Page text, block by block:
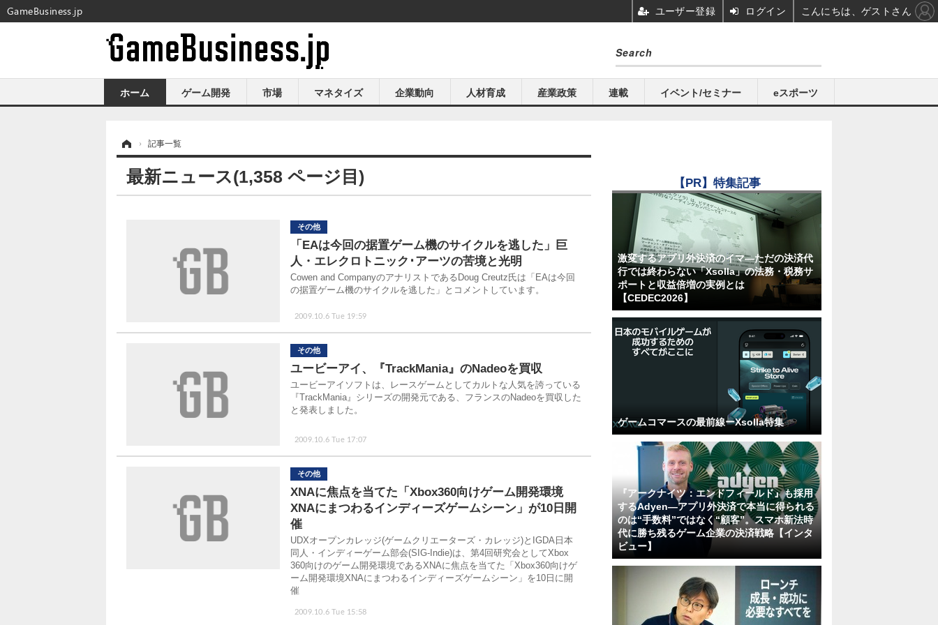
ホーム ゲーム開発 市場 マネタイズ 企業動向 人材育成 産業政策 連載 イベント/セミナー eスポーツ
› 記事一覧
最新ニュース(1,358 ページ目)
その他
2009.10.6 Tue 19:59
「EAは今回の据置ゲーム機のサイクルを逃した」巨
人・エレクロトニック･アーツの苦境と光明
Cowen and CompanyのアナリストであるDoug Creutz氏は「EAは今回
の据置ゲーム機のサイクルを逃した」とコメントしています。
その他
2009.10.6 Tue 17:07
ユービーアイ、『TrackMania』のNadeoを買収
ユービーアイソフトは、レースゲームとしてカルトな人気を誇っている
『TrackMania』シリーズの開発元である、フランスのNadeoを買収した
と発表しました。
その他
2009.10.6 Tue 15:58
XNAに焦点を当てた「Xbox360向けゲーム開発環境
XNAにまつわるインディーズゲームシーン」が10日開
催
UDXオープンカレッジ(ゲームクリエーターズ・カレッジ)とIGDA日本
同人・インディーゲーム部会(SIG-Indie)は、第4回研究会としてXbox
360向けのゲーム開発環境であるXNAに焦点を当てた「Xbox360向けゲ
ーム開発環境XNAにまつわるインディーズゲームシーン」を10日に開
催
【PR】特集記事
激変するアプリ外決済のイマ―ただの決済代
行では終わらない「Xsolla」の法務・税務サ
ポートと収益倍増の実例とは
【CEDEC2026】
ゲームコマースの最前線ーXsolla特集
『アークナイツ：エンドフィールド』も採用
するAdyen―アプリ外決済で本当に得られる
のは“手数料”ではなく“顧客”。スマホ新法時
代に勝ち残るゲーム企業の決済戦略【インタ
ビュー】
GameBusiness.jp ユーザー登録 ログイン こんにちは、ゲストさん